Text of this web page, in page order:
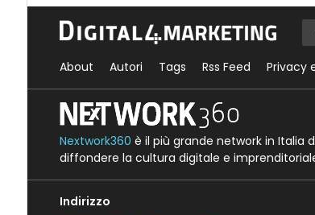
About Autori Tags Rss Feed Privacy
Nextwork360 è il più grande network in Italia
diffondere la cultura digitale e
Indirizzo